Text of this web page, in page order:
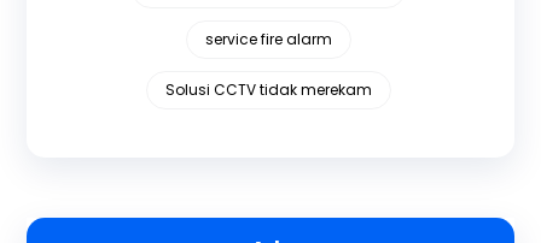
service fire alarm
Solusi CCTV tidak merekam